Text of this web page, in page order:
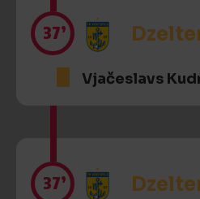
37’
Vjačeslavs
37’